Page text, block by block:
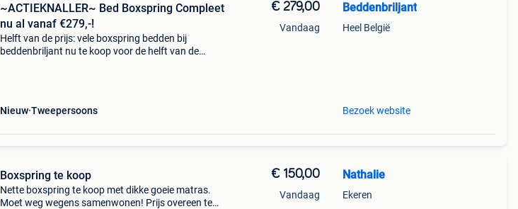
~ACTIEKNALLER~ Bed Boxspring Compleet
nu al vanaf €279,-!
Helft van de prijs: vele boxspring bedden bij
beddenbriljant nu te koop voor de helft van de
Nieuw Tweepersoons
€ 279,00
Vandaag
Beddenbriljant
Heel België
Bezoek website
Boxspring te koop
Nette boxspring te koop met dikke goeie matras.
Moet weg wegens samenwonen! Prijs overeen te
€ 150,00
Vandaag
Nathalie
Ekeren